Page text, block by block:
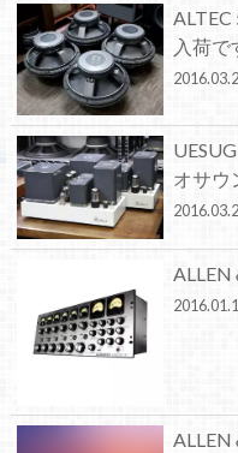
入荷で
オサウ
ALLEN
ALLEN